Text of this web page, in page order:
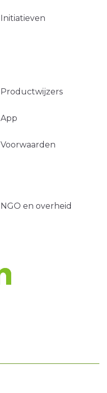
Initiatieven
Productwijzers
App
Voorwaarden
NGO en overheid